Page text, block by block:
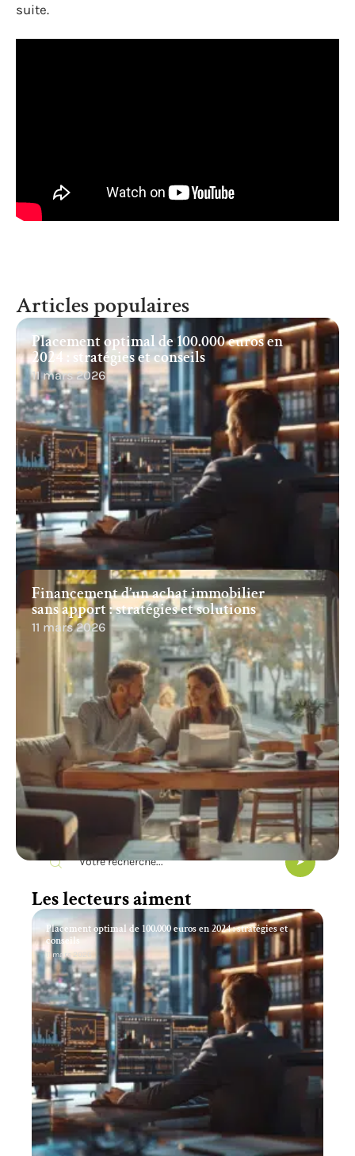
suite.
Articles populaires
Placement optimal de 100.000 euros en
2024 : stratégies et conseils
11 mars 2026
Financement d’un achat immobilier
sans apport : stratégies et solutions
11 mars 2026
Recherche
Les lecteurs aiment
Placement optimal de 100.000 euros en 2024 : stratégies et
conseils
11 mars 2026